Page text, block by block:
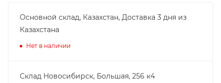
Основной склад, Казахстан, Доставка 3 дня из
Казахстана
Нет в наличии
Склад Новосибирск, ​Большая, 256 к4